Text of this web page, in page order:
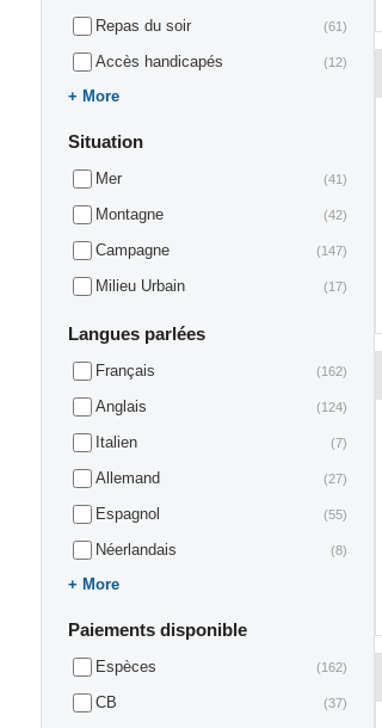
Repas du soir (61)
Accès handicapés (12)
More
Situation
Mer (41)
Montagne (42)
Campagne (147)
Milieu Urbain (17)
Langues parlées
Français (162)
Anglais (124)
Italien (7)
Allemand (27)
Espagnol (55)
Néerlandais (8)
More
Paiements disponible
Espèces (162)
CB (37)